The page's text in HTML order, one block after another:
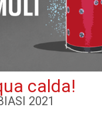
calda!
2021